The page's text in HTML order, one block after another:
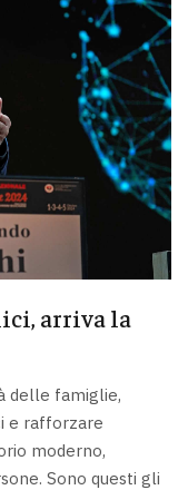
arriva la
delle famiglie,
e rafforzare
moderno,
Sono questi gli